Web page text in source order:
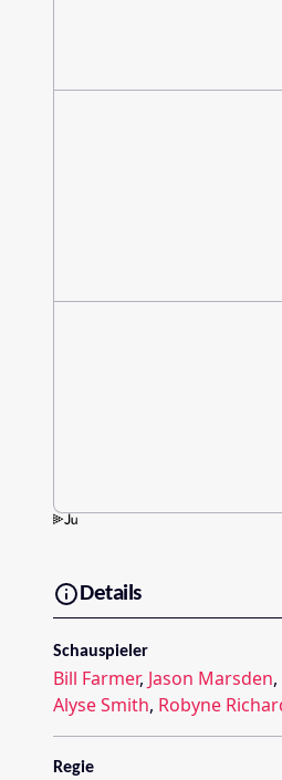
Details
Schauspieler
Bill Farmer, Jason Marsden,
Alyse Smith, Robyne
Regie